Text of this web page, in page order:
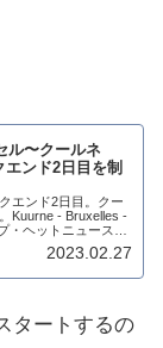
ル〜クールネ
ンド2日目を制
エンド2日目。クー
Kuurne - Bruxelles -
・ヘットニュースブ
狙うレースで前日は
2023.02.27
タートするの